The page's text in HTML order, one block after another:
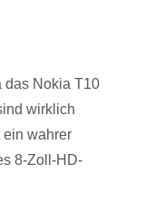
das Nokia T10
wirklich
ein wahrer
8-Zoll-HD-